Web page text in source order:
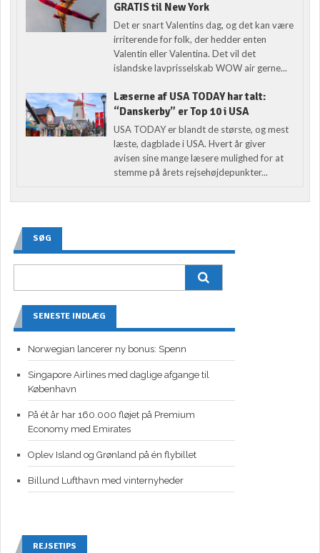
GRATIS til New York
Det er snart Valentins dag, og det kan være
irriterende for folk, der hedder enten
Valentin eller Valentina. Det vil det
islandske lavprisselskab WOW air gerne...
Læserne af USA TODAY har talt:
“Danskerby” er Top 10 i USA
USA TODAY er blandt de største, og mest
læste, dagblade i USA. Hvert år giver
avisen sine mange læsere mulighed for at
stemme på årets rejsehøjdepunkter...
SØG
SENESTE INDLÆG
Norwegian lancerer ny bonus: Spenn
Singapore Airlines med daglige afgange til
København
På ét år har 160.000 fløjet på Premium
Economy med Emirates
Oplev Island og Grønland på én flybillet
Billund Lufthavn med vinternyheder
REJSETIPS